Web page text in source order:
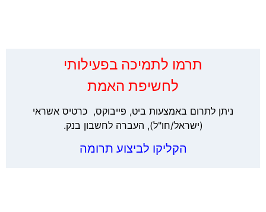
‏תרמו לתמיכה בפעילותי
לחשיפת האמת
ניתן לתרום באמצעות ביט, פייבוקס, כרטיס אשראי
(ישראל/חו"ל), העברה לחשבון בנק.
הקליקו לביצוע תרומה